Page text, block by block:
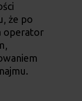
że po
operator